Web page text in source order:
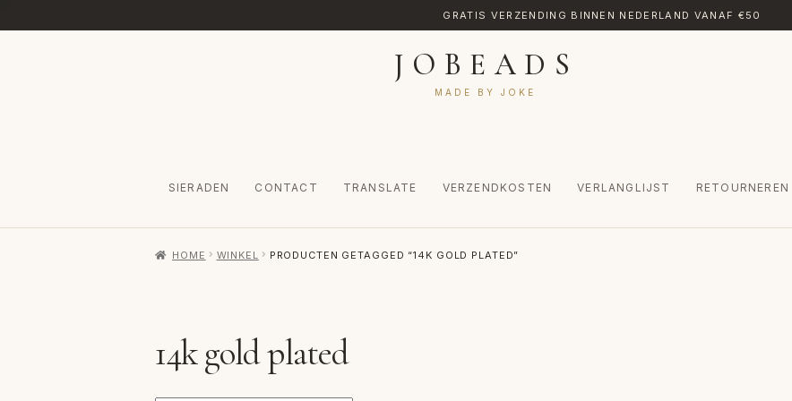
GRATIS VERZENDING BINNEN NEDERLAND VANAF €50
JOBEADS
MADE BY JOKE
SIERADEN CONTACT TRANSLATE VERZENDKOSTEN VERLANGLIJST RETOURNEREN
HOMEAFREKENEN CATEGORIES CONTACT MIJN ACCOUNT RETOURNEREN TRANSLATE VERLANGLIJST
HOME WINKEL PRODUCTEN GETAGGED “14K GOLD PLATED”
14k gold plated